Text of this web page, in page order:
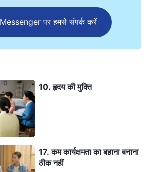
Messenger पर हमसे संपर्क करें
10. हृदय की मुक्ति
17. कम कार्यक्षमता का बहाना बनाना
ठीक नहीं